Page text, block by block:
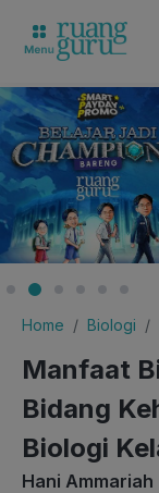
Home Biologi
Manfaat
Bidang
Biologi
Hani Ammariah